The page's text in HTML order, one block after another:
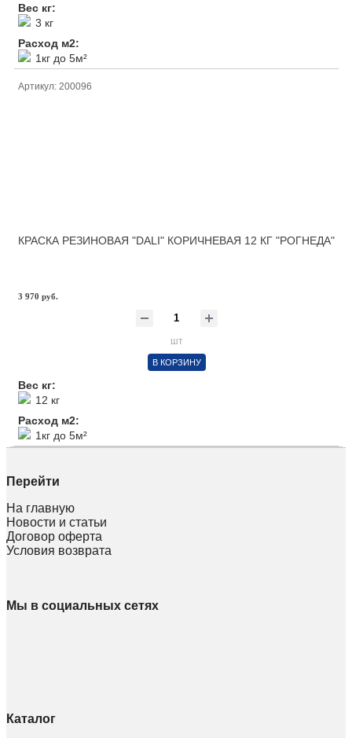
Вес кг:
3 кг
Расход м2:
1кг до 5м²
Артикул: 200096
КРАСКА РЕЗИНОВАЯ "DALI" КОРИЧНЕВАЯ 12 КГ "РОГНЕДА"
3 970 руб.
шт
В КОРЗИНУ
Вес кг:
12 кг
Расход м2:
1кг до 5м²
Перейти
На главную
Новости и статьи
Договор оферта
Условия возврата
Мы в социальных сетях
Каталог